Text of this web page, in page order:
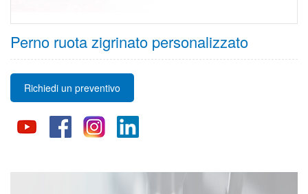
Perno ruota zigrinato personalizzato
Richiedi un preventivo